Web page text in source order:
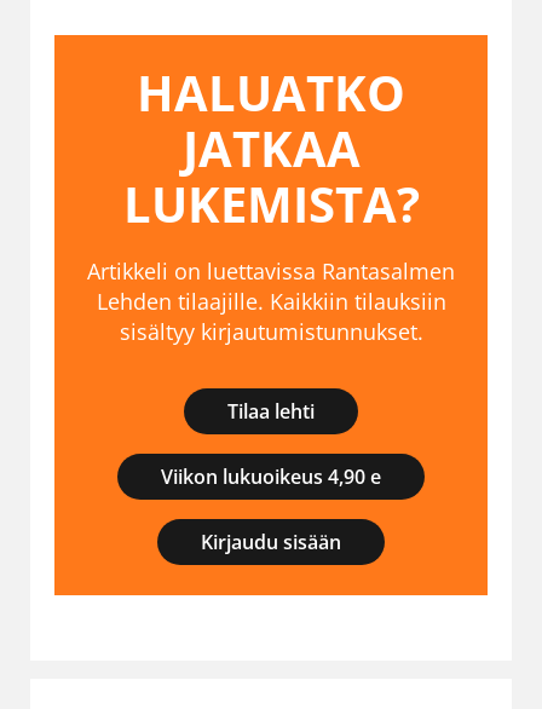
HALUATKO
JATKAA
LUKEMISTA?
Artikkeli on luettavissa Rantasalmen
Lehden tilaajille. Kaikkiin tilauksiin
sisältyy kirjautumistunnukset.
Tilaa lehti
Viikon lukuoikeus 4,90 e
Kirjaudu sisään